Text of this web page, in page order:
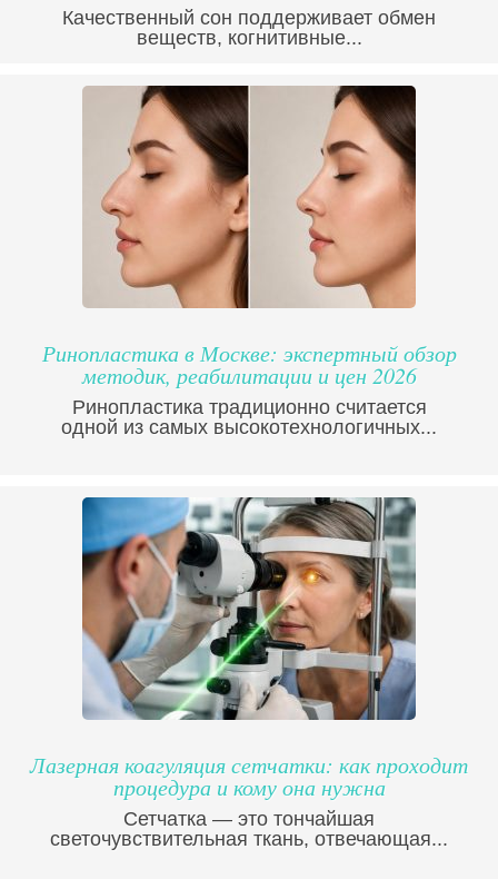
Качественный сон поддерживает обмен
веществ, когнитивные...
Ринопластика в Москве: экспертный обзор
методик, реабилитации и цен 2026
Ринопластика традиционно считается
одной из самых высокотехнологичных...
Лазерная коагуляция сетчатки: как проходит
процедура и кому она нужна
Сетчатка — это тончайшая
светочувствительная ткань, отвечающая...